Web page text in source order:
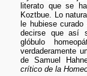
literato que se
Koztbue. Lo
le hubiese
decirse que así
glóbulo
verdaderamente
de Samuel
crítico de la